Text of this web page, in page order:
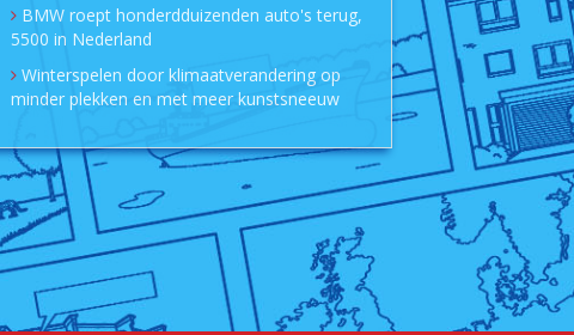
BMW roept honderdduizenden auto's terug,
5500 in Nederland
Winterspelen door klimaatverandering op
minder plekken en met meer kunstsneeuw